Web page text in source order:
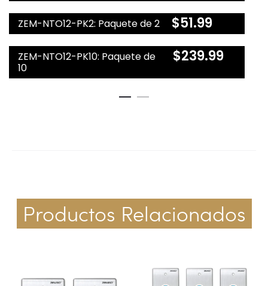
ZEM-NTO12-PK2: Paquete de 2 $51.99
ZEM-NTO12-PK10: Paquete de
10
$239.99
Productos Relacionados